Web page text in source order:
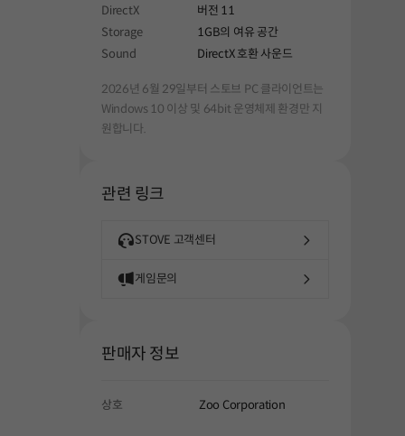
DirectX
버전 11
Storage
1GB의 여유 공간
Sound
DirectX 호환 사운드
2026년 6월 29일부터 스토브 PC 클라이언트는
Windows 10 이상 및 64bit 운영체제 환경만 지
원합니다.
관련 링크
STOVE 고객센터
게임문의
판매자 정보
상호 Zoo Corporation